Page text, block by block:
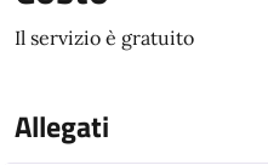
Il servizio è gratuito
Allegati